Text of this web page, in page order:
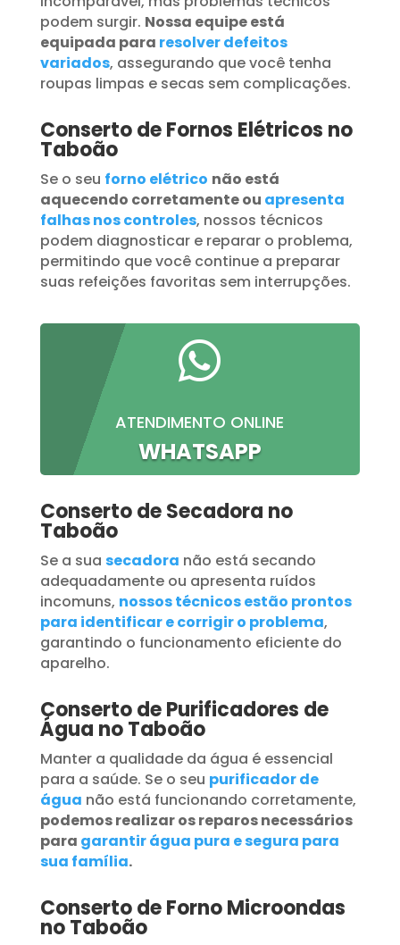
podem surgir. Nossa equipe está
equipada para resolver defeitos
variados, assegurando que você tenha
roupas limpas e secas sem complicações.
Conserto de Fornos Elétricos no
Taboão
Se o seu forno elétrico não está
aquecendo corretamente ou apresenta
falhas nos controles, nossos técnicos
podem diagnosticar e reparar o problema,
permitindo que você continue a preparar
suas refeições favoritas sem interrupções.

ATENDIMENTO ONLINE
WHATSAPP
Conserto de Secadora no
Taboão
Se a sua secadora não está secando
adequadamente ou apresenta ruídos
incomuns, nossos técnicos estão prontos
para identificar e corrigir o problema,
garantindo o funcionamento eficiente do
aparelho.
Conserto de Purificadores de
Água no Taboão
Manter a qualidade da água é essencial
para a saúde. Se o seu purificador de
água não está funcionando corretamente,
podemos realizar os reparos necessários
para garantir água pura e segura para
sua família.
Conserto de Forno Microondas
no Taboão